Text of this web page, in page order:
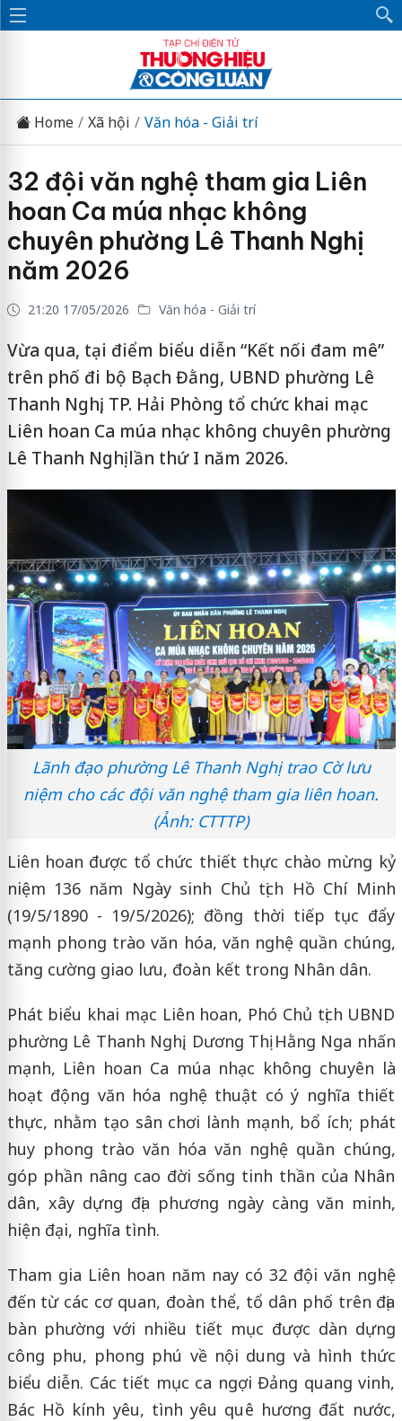
Home Xã hội Văn hóa - Giải trí
32 đội văn nghệ tham gia Liên
hoan Ca múa nhạc không
chuyên phường Lê Thanh Nghị
năm 2026
21:20 17/05/2026 Văn hóa - Giải trí
Vừa qua, tại điểm biểu diễn “Kết nối đam mê”
trên phố đi bộ Bạch Đằng, UBND phường Lê
Thanh Nghị, TP. Hải Phòng tổ chức khai mạc
Liên hoan Ca múa nhạc không chuyên phường
Lê Thanh Nghị lần thứ I năm 2026.
Lãnh đạo phường Lê Thanh Nghị trao Cờ lưu
niệm cho các đội văn nghệ tham gia liên hoan.
(Ảnh: CTTTP)
Liên hoan được tổ chức thiết thực chào mừng kỷ
niệm 136 năm Ngày sinh Chủ tịch Hồ Chí Minh
(19/5/1890 - 19/5/2026); đồng thời tiếp tục đẩy
mạnh phong trào văn hóa, văn nghệ quần chúng,
tăng cường giao lưu, đoàn kết trong Nhân dân.
Phát biểu khai mạc Liên hoan, Phó Chủ tịch UBND
phường Lê Thanh Nghị, Dương Thị Hằng Nga nhấn
mạnh, Liên hoan Ca múa nhạc không chuyên là
hoạt động văn hóa nghệ thuật có ý nghĩa thiết
thực, nhằm tạo sân chơi lành mạnh, bổ ích; phát
huy phong trào văn hóa văn nghệ quần chúng,
góp phần nâng cao đời sống tinh thần của Nhân
dân, xây dựng địa phương ngày càng văn minh,
hiện đại, nghĩa tình.
Tham gia Liên hoan năm nay có 32 đội văn nghệ
đến từ các cơ quan, đoàn thể, tổ dân phố trên địa
bàn phường với nhiều tiết mục được dàn dựng
công phu, phong phú về nội dung và hình thức
biểu diễn. Các tiết mục ca ngợi Đảng quang vinh,
Bác Hồ kính yêu, tình yêu quê hương đất nước,